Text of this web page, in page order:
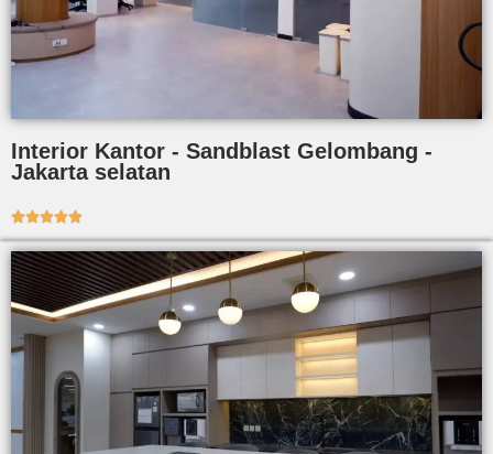
Interior Kantor - Sandblast Gelombang -
Jakarta selatan
